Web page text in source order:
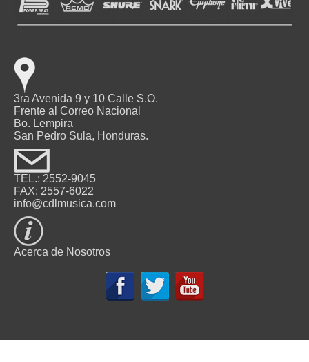
3ra Avenida 9 y 10 Calle S.O.
Frente al Correo Nacional
Bo. Lempira
San Pedro Sula, Honduras.
TEL.: 2552-9045
FAX: 2557-6022
info@cdlmusica.com
Acerca de Nosotros